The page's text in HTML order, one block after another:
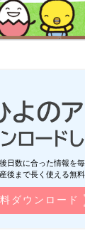
日数に合った情報を
後まで長く使える無
ダウンロード